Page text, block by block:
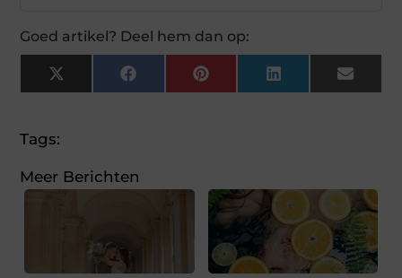
Goed artikel? Deel hem dan op:
X
(Twitter)
FacebookPinterestLinkedInEmail
Tags:
Meer Berichten